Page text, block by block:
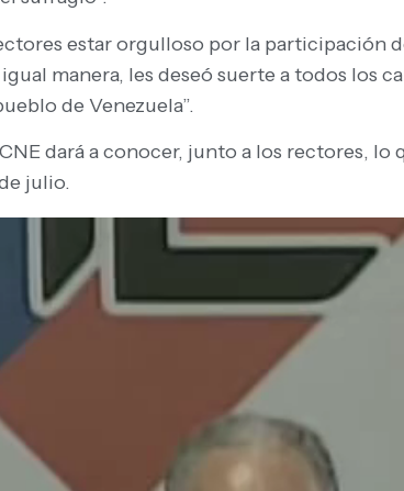
estar orgulloso por la participación
manera, les deseó suerte a todos los
de Venezuela”.
dará a conocer, junto a los rectores,
julio.